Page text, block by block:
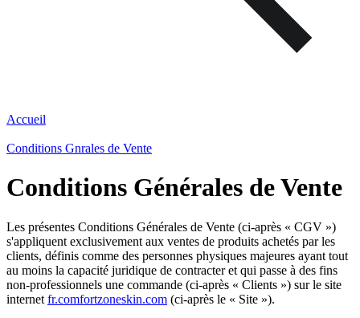
Accueil
Conditions Gnrales de Vente
Conditions Générales de Vente
Les présentes Conditions Générales de Vente (ci-après « CGV »)
s'appliquent exclusivement aux ventes de produits achetés par les
clients, définis comme des personnes physiques majeures ayant tout
au moins la capacité juridique de contracter et qui passe à des fins
non-professionnels une commande (ci-après « Clients ») sur le site
internet fr.comfortzoneskin.com (ci-après le « Site »).